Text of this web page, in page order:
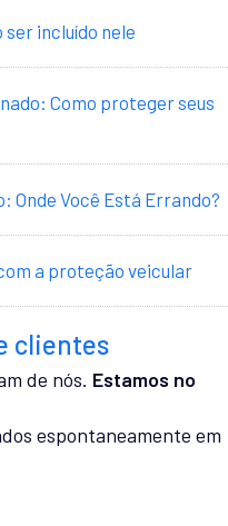
incluído nele
Como proteger seus
Onde Você Está Errando?
a proteção veicular
clientes
de nós. Estamos no
espontaneamente em